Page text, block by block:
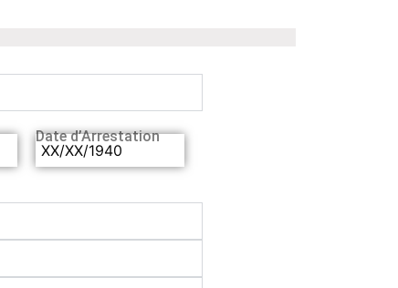
Date d’Arrestation
XX/XX/1940